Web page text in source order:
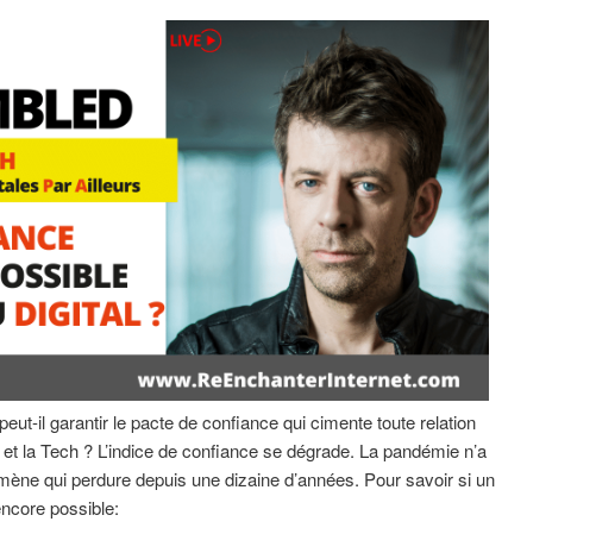
il garantir le pacte de confiance qui cimente toute relation
la Tech ? L’indice de confiance se dégrade. La pandémie n’a
qui perdure depuis une dizaine d’années. Pour savoir si un
possible: